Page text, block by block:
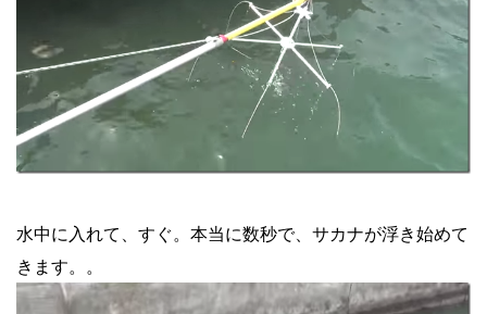
水中に入れて、すぐ。本当に数秒で、サカナが浮き始めて
きます。。